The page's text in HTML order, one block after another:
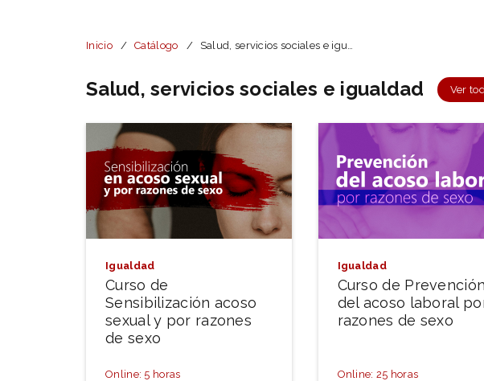
Inicio Catálogo Salud, servicios sociales e igualdad
Salud, servicios sociales e igualdad Ver
Igualdad
Curso de
Sensibilización acoso
sexual y por razones
de sexo
Online: 5 horas
Igualdad
Curso de Prevención
del acoso laboral
razones de sexo
Online: 25 horas